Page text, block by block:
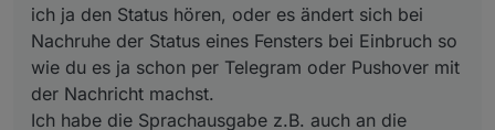
ich ja den Status hören, oder es ändert sich bei
Nachruhe der Status eines Fensters bei Einbruch so
wie du es ja schon per Telegram oder Pushover mit
der Nachricht machst.
Ich habe die Sprachausgabe z.B. auch an die